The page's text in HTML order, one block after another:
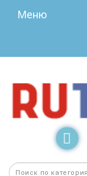
Меню